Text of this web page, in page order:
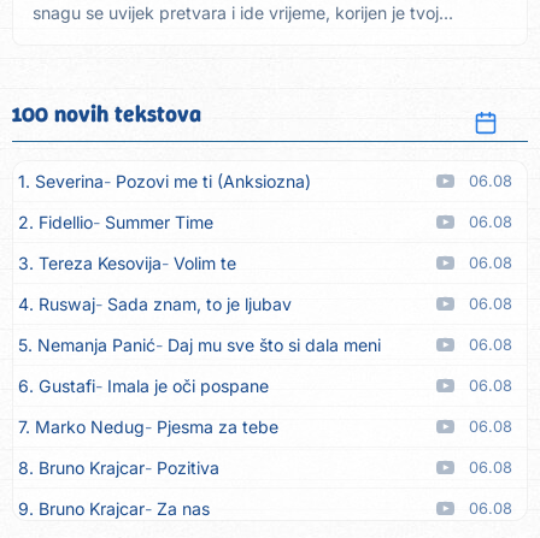
snagu se uvijek pretvara i ide vrijeme, korijen je tvoj...
100 novih tekstova
1. Severina Pozovi me ti (Anksiozna) 06.08
2. Fidellio Summer Time 06.08
3. Tereza Kesovija Volim te 06.08
4. Ruswaj Sada znam, to je ljubav 06.08
5. Nemanja Panić Daj mu sve što si dala meni 06.08
6. Gustafi Imala je oči pospane 06.08
7. Marko Nedug Pjesma za tebe 06.08
8. Bruno Krajcar Pozitiva 06.08
9. Bruno Krajcar Za nas 06.08